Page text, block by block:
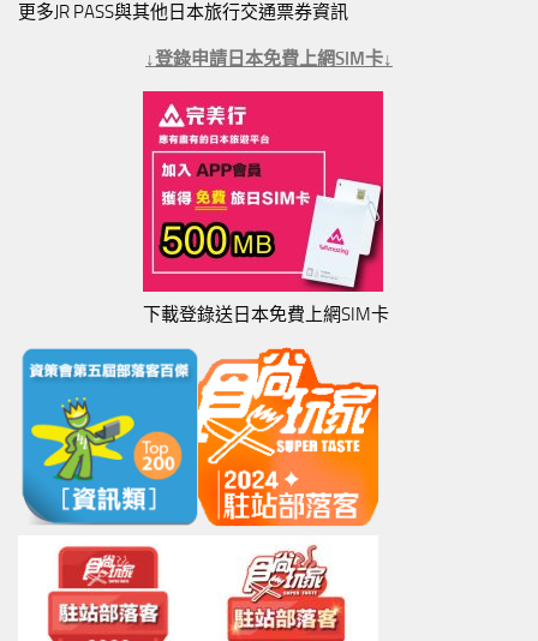
更多JR PASS與其他日本旅行交通票券資訊
↓登錄申請日本免費上網SIM卡↓
下載登錄送日本免費上網SIM卡